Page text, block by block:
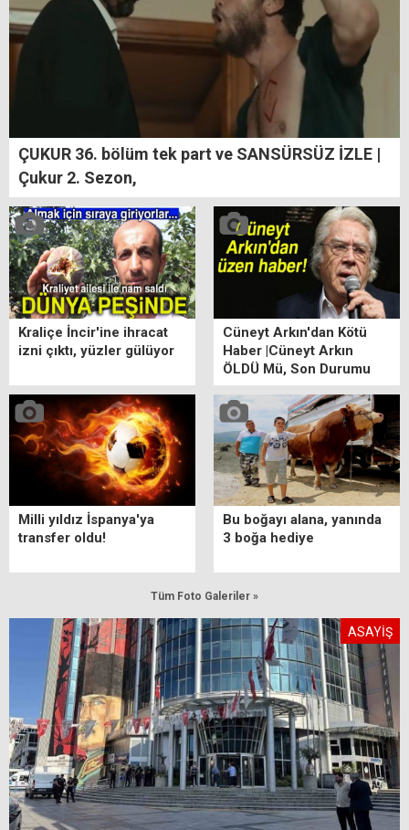
ÇUKUR 36. bölüm tek part ve SANSÜRSÜZ İZLE |
Çukur 2. Sezon,
Kraliçe İncir'ine ihracat
izni çıktı, yüzler gülüyor
Cüneyt Arkın'dan Kötü
Haber |Cüneyt Arkın
ÖLDÜ Mü, Son Durumu
ne? Cüneyt Arkın Kimdir?
Milli yıldız İspanya'ya
transfer oldu!
Bu boğayı alana, yanında
3 boğa hediye
Tüm Foto Galeriler »
ASAYİŞ